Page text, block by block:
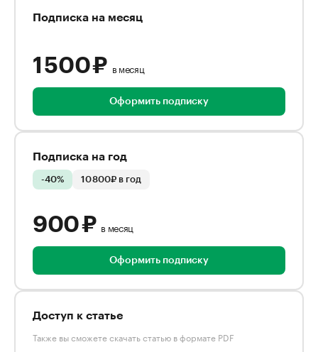
Подписка на месяц
1 500 ₽ в месяц
Оформить подписку
Подписка на год
-40% 10 800₽ в год
900 ₽ в месяц
Оформить подписку
Доступ к статье
Также вы сможете скачать статью в формате PDF